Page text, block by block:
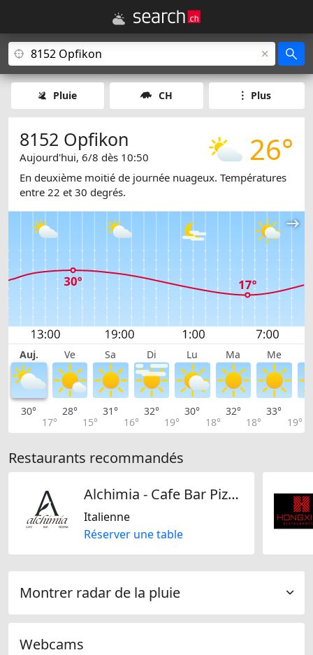
Pluie CH Plus
26°
8152 Opfikon
Aujourd'hui, 6/8 dès 10:50
En deuxième moitié de journée nuageux. Températures
entre 22 et 30 degrés.
Auj. Ve Sa Di Lu Ma Me
30°
17°
28°
15°
31°
16°
32°
19°
30°
18°
32°
18°
33°
19°
Restaurants recommandés
Alchimia - Cafe Bar Pizzeria Kloten
Italienne
Réserver une table
Montrer radar de la pluie
Webcams